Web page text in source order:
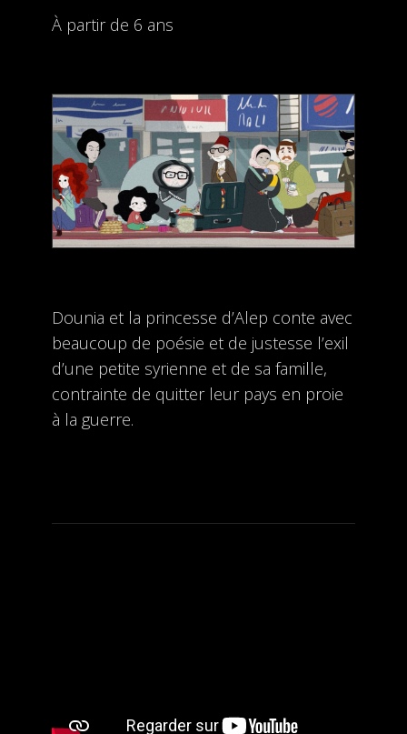
À partir de 6 ans
Dounia et la princesse d’Alep conte avec
beaucoup de poésie et de justesse l’exil
d’une petite syrienne et de sa famille,
contrainte de quitter leur pays en proie
à la guerre.